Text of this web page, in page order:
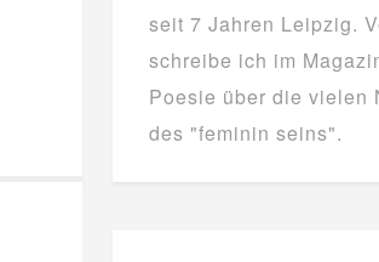
seit 7 Jahren Leipzig.
schreibe ich im
Poesie über die vielen
des "feminin seins".